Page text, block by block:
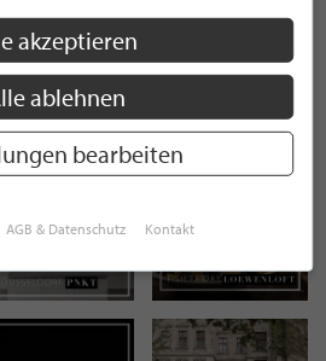
AUF
akzeptieren
ablehnen
bearbeiten
AGB & Datenschutz Kontakt